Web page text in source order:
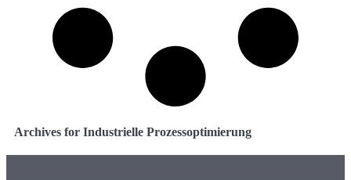
Archives for Industrielle Prozessoptimierung